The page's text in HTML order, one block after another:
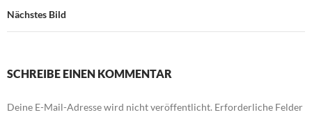
Nächstes Bild
SCHREIBE EINEN KOMMENTAR
Deine E-Mail-Adresse wird nicht veröffentlicht. Erforderliche Felder